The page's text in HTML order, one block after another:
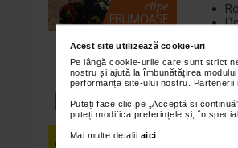
Acest site utilizează cookie-uri
Pe lângă cookie-urile care sunt strict
nostru și ajută la îmbunătățirea
performanța site-ului nostru.
Puteți face clic pe „Acceptă si
puteți modifica preferințele și, în
Mai multe detalii aici
Pentru